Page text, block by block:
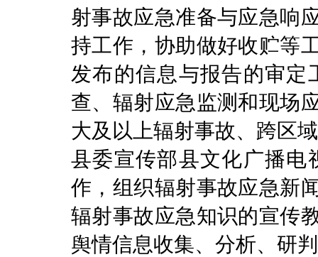
射事故应急准备与应急响
持工作，协助做好收贮等
发布的信息与报告的审定
查、辐射应急监测和现场
大及以上辐射事故、跨区
县委宣传部县文化广播电
作，组织辐射事故应急新
辐射事故应急知识的宣传
舆情信息收集、分析、研